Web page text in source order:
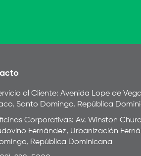
al Cliente: Avenida Lope de
Santo Domingo, República
Corporativas: Av. Winston
Fernández, Urbanización
República Dominicana